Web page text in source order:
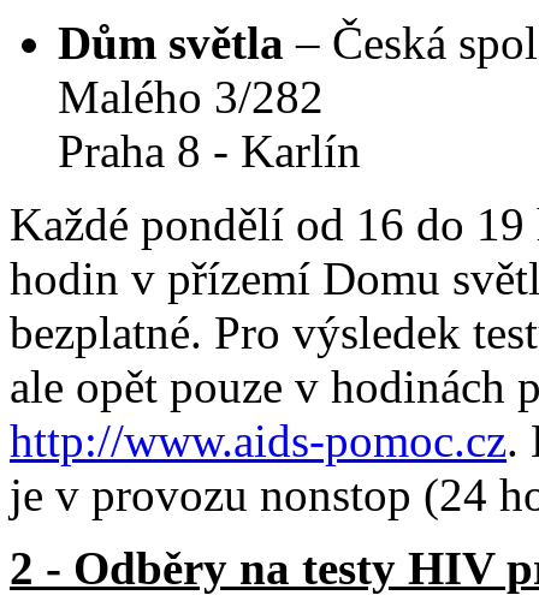
Dům světla – Česká
Malého 3/282
Praha 8 - Karlín
Každé pondělí od 16 do
hodin v přízemí Domu
bezplatné. Pro výsledek
ale opět pouze v hodinách
http://www.aids-pomoc.cz.
je v provozu nonstop (24
2 - Odběry na testy HIV